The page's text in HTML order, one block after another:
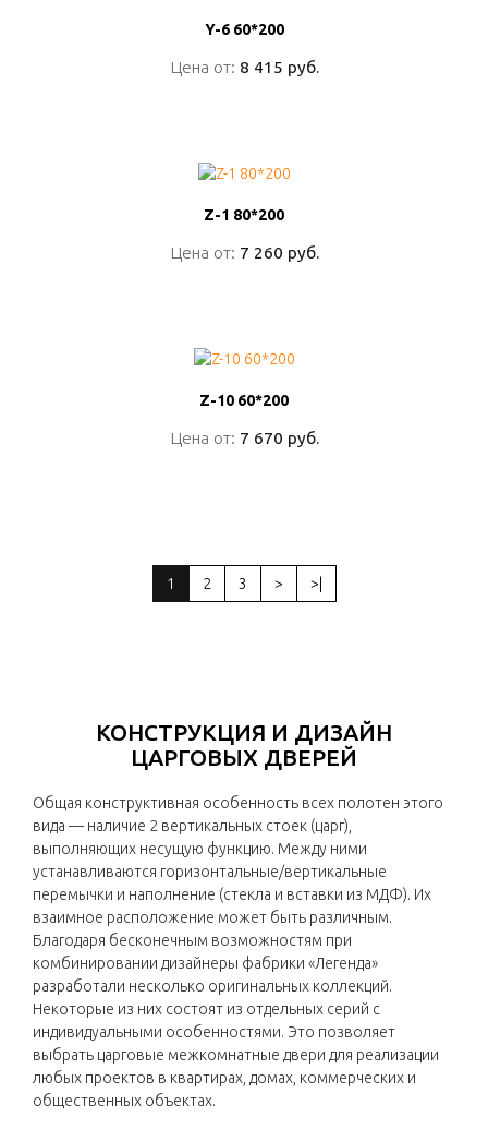
Y-6 60*200
Цена от: 8 415 руб.
Y-6 60*200
Цена от: 8 415 руб.
Z-1 80*200
Цена от: 7 260 руб.
Z-1 80*200
Цена от: 7 260 руб.
Z-10 60*200
Цена от: 7 670 руб.
Z-10 60*200
Цена от: 7 670 руб.
1 2 3 > >|
КОНСТРУКЦИЯ И ДИЗАЙН
ЦАРГОВЫХ ДВЕРЕЙ
Общая конструктивная особенность всех полотен этого
вида — наличие 2 вертикальных стоек (царг),
выполняющих несущую функцию. Между ними
устанавливаются горизонтальные/вертикальные
перемычки и наполнение (стекла и вставки из МДФ). Их
взаимное расположение может быть различным.
Благодаря бесконечным возможностям при
комбинировании дизайнеры фабрики «Легенда»
разработали несколько оригинальных коллекций.
Некоторые из них состоят из отдельных серий с
индивидуальными особенностями. Это позволяет
выбрать царговые межкомнатные двери для реализации
любых проектов в квартирах, домах, коммерческих и
общественных объектах.